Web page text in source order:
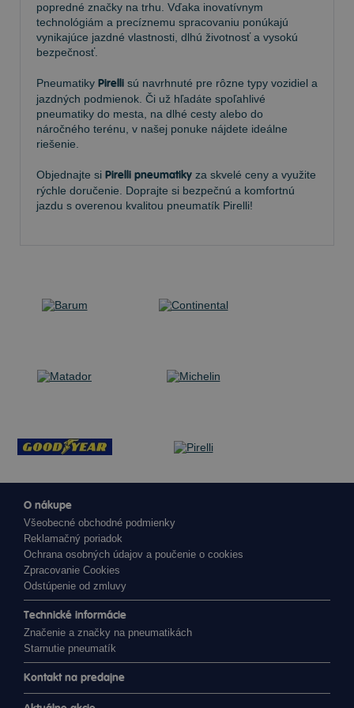
popredné značky na trhu. Vďaka inovatívnym
technológiám a precíznemu spracovaniu ponúkajú
vynikajúce jazdné vlastnosti, dlhú životnosť a vysokú
bezpečnosť.
Pneumatiky Pirelli sú navrhnuté pre rôzne typy vozidiel a
jazdných podmienok. Či už hľadáte spoľahlivé
pneumatiky do mesta, na dlhé cesty alebo do
náročného terénu, v našej ponuke nájdete ideálne
riešenie.
Objednajte si Pirelli pneumatiky za skvelé ceny a využite
rýchle doručenie. Doprajte si bezpečnú a komfortnú
jazdu s overenou kvalitou pneumatík Pirelli!
O nákupe
Všeobecné obchodné podmienky
Reklamačný poriadok
Ochrana osobných údajov a poučenie o cookies
Zpracovanie Cookies
Odstúpenie od zmluvy
Technické informácie
Značenie a značky na pneumatikách
Starnutie pneumatík
Kontakt na predajne